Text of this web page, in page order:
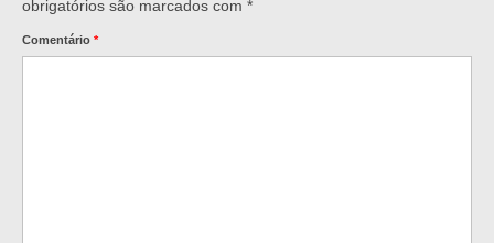
obrigatórios são marcados com *
Comentário *